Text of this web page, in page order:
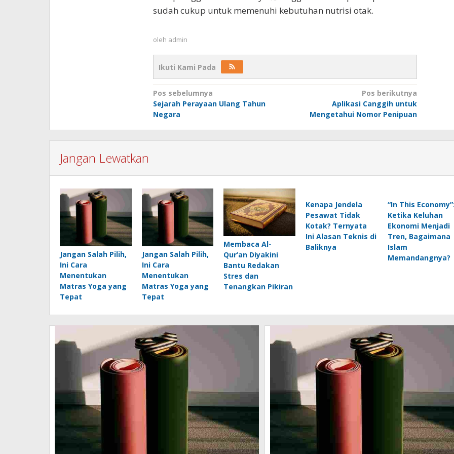
sudah cukup untuk memenuhi kebutuhan nutrisi otak.
oleh admin
Ikuti Kami Pada
Navigasi
pos
Pos sebelumnya
Sejarah Perayaan Ulang Tahun
Negara
Pos berikutnya
Aplikasi Canggih untuk
Mengetahui Nomor Penipuan
Jangan Lewatkan
Jangan Salah Pilih,
Ini Cara
Menentukan
Matras Yoga yang
Tepat
Jangan Salah Pilih,
Ini Cara
Menentukan
Matras Yoga yang
Tepat
Membaca Al-
Qur’an Diyakini
Bantu Redakan
Stres dan
Tenangkan Pikiran
Kenapa Jendela
Pesawat Tidak
Kotak? Ternyata
Ini Alasan Teknis di
Baliknya
“In This
Ketika Keluhan
Ekonomi Menjadi
Tren, Bagaimana
Islam
Memandangnya?